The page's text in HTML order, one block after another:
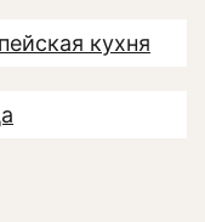
кухня